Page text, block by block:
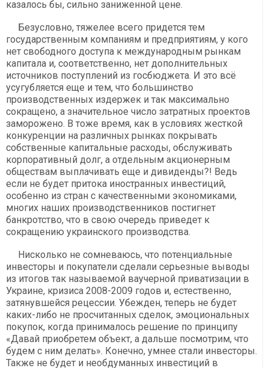
казалось бы, сильно заниженной цене.
Безусловно, тяжелее всего придется тем
государственным компаниям и предприятиям, у кого
нет свободного доступа к международным рынкам
капитала и, соответственно, нет дополнительных
источников поступлений из госбюджета. И это всё
усугубляется еще и тем, что большинство
производственных издержек и так максимально
сокращено, а значительное число затратных проектов
заморожено. В тоже время, как в условиях жесткой
конкуренции на различных рынках покрывать
собственные капитальные расходы, обслуживать
корпоративный долг, а отдельным акционерным
обществам выплачивать еще и дивиденды?! Ведь
если не будет притока иностранных инвестиций,
особенно из стран с качественными экономиками,
многих наших производственников постигнет
банкротство, что в свою очередь приведет к
сокращению украинского производства.
Нисколько не сомневаюсь, что потенциальные
инвесторы и покупатели сделали серьезные выводы
из итогов так называемой ваучерной приватизации в
Украине, кризиса 2008-2009 годов и, естественно,
затянувшейся рецессии. Убежден, теперь не будет
каких-либо не просчитанных сделок, эмоциональных
покупок, когда принималось решение по принципу
«Давай приобретем объект, а дальше посмотрим, что
будем с ним делать». Конечно, умнее стали инвесторы.
Также не будет и необдуманных инвестиций в